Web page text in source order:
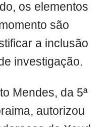
os elementos
são
a inclusão
investigação.
Mendes, da 5ª
autorizou